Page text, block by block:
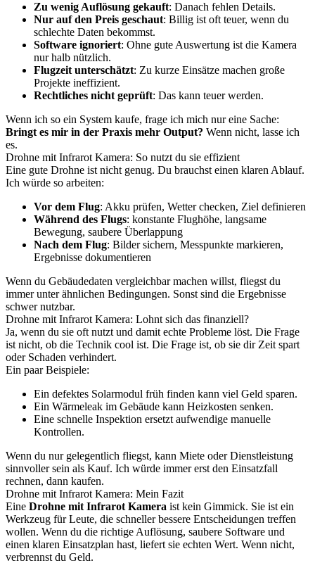
Zu wenig Auflösung gekauft: Danach fehlen Details.
Nur auf den Preis geschaut: Billig ist oft teuer, wenn du
schlechte Daten bekommst.
Software ignoriert: Ohne gute Auswertung ist die Kamera
nur halb nützlich.
Flugzeit unterschätzt: Zu kurze Einsätze machen große
Projekte ineffizient.
Rechtliches nicht geprüft: Das kann teuer werden.
Wenn ich so ein System kaufe, frage ich mich nur eine Sache:
Bringt es mir in der Praxis mehr Output? Wenn nicht, lasse ich
es.
Drohne mit Infrarot Kamera: So nutzt du sie effizient
Eine gute Drohne ist nicht genug. Du brauchst einen klaren Ablauf.
Ich würde so arbeiten:
Vor dem Flug: Akku prüfen, Wetter checken, Ziel definieren
Während des Flugs: konstante Flughöhe, langsame
Bewegung, saubere Überlappung
Nach dem Flug: Bilder sichern, Messpunkte markieren,
Ergebnisse dokumentieren
Wenn du Gebäudedaten vergleichbar machen willst, fliegst du
immer unter ähnlichen Bedingungen. Sonst sind die Ergebnisse
schwer nutzbar.
Drohne mit Infrarot Kamera: Lohnt sich das finanziell?
Ja, wenn du sie oft nutzt und damit echte Probleme löst. Die Frage
ist nicht, ob die Technik cool ist. Die Frage ist, ob sie dir Zeit spart
oder Schaden verhindert.
Ein paar Beispiele:
Ein defektes Solarmodul früh finden kann viel Geld sparen.
Ein Wärmeleak im Gebäude kann Heizkosten senken.
Eine schnelle Inspektion ersetzt aufwendige manuelle
Kontrollen.
Wenn du nur gelegentlich fliegst, kann Miete oder Dienstleistung
sinnvoller sein als Kauf. Ich würde immer erst den Einsatzfall
rechnen, dann kaufen.
Drohne mit Infrarot Kamera: Mein Fazit
Eine Drohne mit Infrarot Kamera ist kein Gimmick. Sie ist ein
Werkzeug für Leute, die schneller bessere Entscheidungen treffen
wollen. Wenn du die richtige Auflösung, saubere Software und
einen klaren Einsatzplan hast, liefert sie echten Wert. Wenn nicht,
verbrennst du Geld.